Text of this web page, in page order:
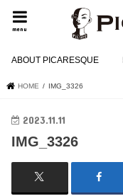
menu
ABOUT PICARESQUE
HOME IMG_3326
2023.11.11
IMG_3326